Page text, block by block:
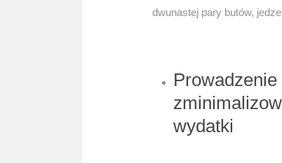
dwunastej pary butów,
wydatki